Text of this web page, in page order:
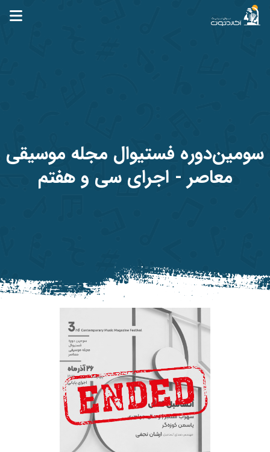
آکاردئون
سومین‌دوره‌‌ فستیوال مجله موسیقی
معاصر - اجرای سی و‌ هفتم